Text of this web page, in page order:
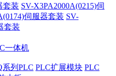
套装 SV-X3PA2000A(0215)伺
伺服器套装 SV-
套装
一体机
系列PLC PLC扩展模块 PLC